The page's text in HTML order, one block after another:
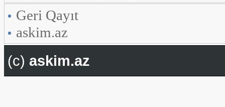
Geri Qayıt
askim.az
(c) askim.az